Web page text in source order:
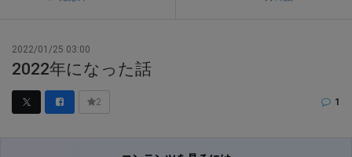
2022/01/25 03:00
2022年になった話
2 1